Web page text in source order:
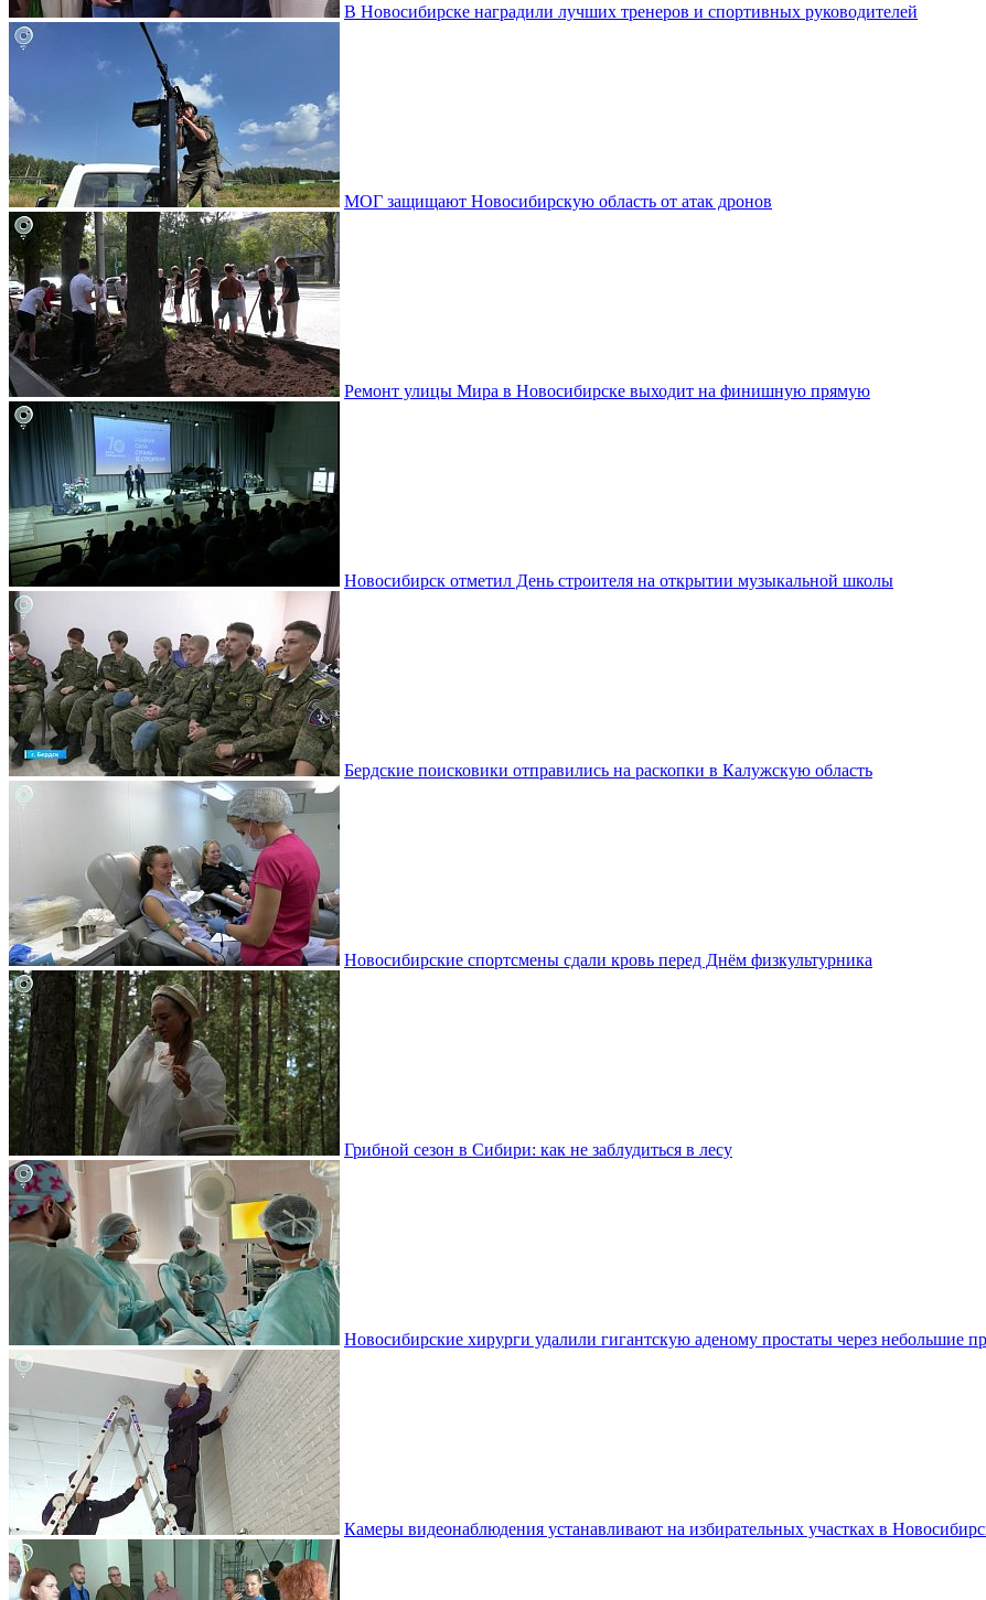
В Новосибирске наградили лучших тренеров и спортивных руководителей
МОГ защищают Новосибирскую область от атак дронов
Ремонт улицы Мира в Новосибирске выходит на финишную прямую
Новосибирск отметил День строителя на открытии музыкальной школы
Бердские поисковики отправились на раскопки в Калужскую область
Новосибирские спортсмены сдали кровь перед Днём физкультурника
Грибной сезон в Сибири: как не заблудиться в лесу
Новосибирские хирурги удалили гигантскую аденому простаты через небольшие
Камеры видеонаблюдения устанавливают на избирательных участках в